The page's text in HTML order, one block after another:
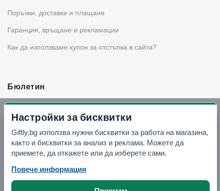
Поръчки, доставки и плащане
Гаранция, връщане и рекламации
Как да използваме купон за отстъпка в сайта?
Бюлетин
Вземи -10% отстъпка в Telegram
Отвори Telegram
Настройки за бисквитки
Giftly.bg използва нужни бисквитки за работа на магазина,
както и бисквитки за анализ и реклама. Можете да
приемете, да откажете или да изберете сами.
Повече информация